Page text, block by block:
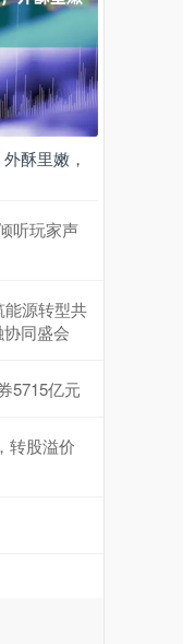
酥里嫩，
听玩家声
能源转型共
同盛会
5715亿元
转股溢价